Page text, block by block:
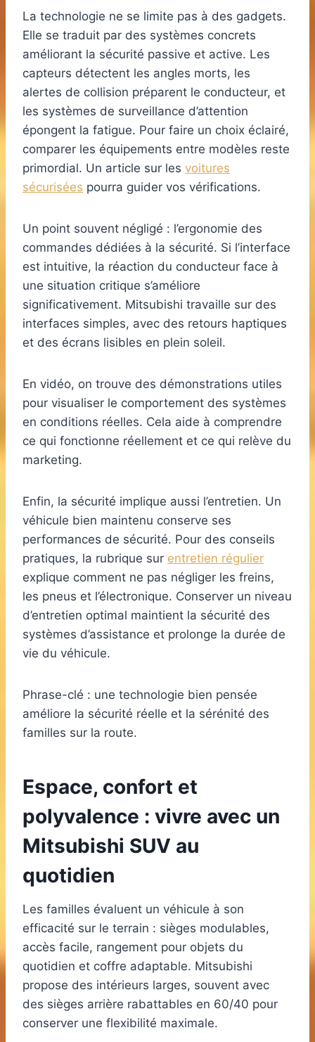
La technologie ne se limite pas à des gadgets.
Elle se traduit par des systèmes concrets
améliorant la sécurité passive et active. Les
capteurs détectent les angles morts, les
alertes de collision préparent le conducteur, et
les systèmes de surveillance d’attention
épongent la fatigue. Pour faire un choix éclairé,
comparer les équipements entre modèles reste
primordial. Un article sur les voitures
sécurisées pourra guider vos vérifications.
Un point souvent négligé : l’ergonomie des
commandes dédiées à la sécurité. Si l’interface
est intuitive, la réaction du conducteur face à
une situation critique s’améliore
significativement. Mitsubishi travaille sur des
interfaces simples, avec des retours haptiques
et des écrans lisibles en plein soleil.
En vidéo, on trouve des démonstrations utiles
pour visualiser le comportement des systèmes
en conditions réelles. Cela aide à comprendre
ce qui fonctionne réellement et ce qui relève du
marketing.
Enfin, la sécurité implique aussi l’entretien. Un
véhicule bien maintenu conserve ses
performances de sécurité. Pour des conseils
pratiques, la rubrique sur entretien régulier
explique comment ne pas négliger les freins,
les pneus et l’électronique. Conserver un niveau
d’entretien optimal maintient la sécurité des
systèmes d’assistance et prolonge la durée de
vie du véhicule.
Phrase-clé : une technologie bien pensée
améliore la sécurité réelle et la sérénité des
familles sur la route.
Espace, confort et
polyvalence : vivre avec un
Mitsubishi SUV au
quotidien
Les familles évaluent un véhicule à son
efficacité sur le terrain : sièges modulables,
accès facile, rangement pour objets du
quotidien et coffre adaptable. Mitsubishi
propose des intérieurs larges, souvent avec
des sièges arrière rabattables en 60/40 pour
conserver une flexibilité maximale.